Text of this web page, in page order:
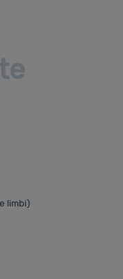
limbi)